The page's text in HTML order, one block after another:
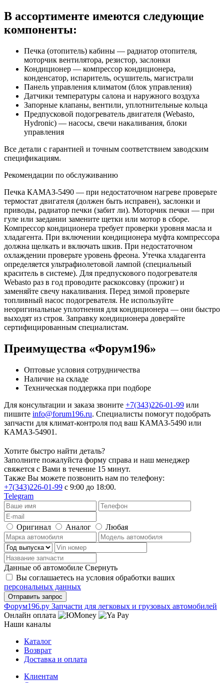
В ассортименте имеются следующие
компоненты:
Печка (отопитель) кабины — радиатор отопителя,
моторчик вентилятора, резистор, заслонки
Кондиционер — компрессор кондиционера,
конденсатор, испаритель, осушитель, магистрали
Панель управления климатом (блок управления)
Датчики температуры салона и наружного воздуха
Запорные клапаны, вентили, уплотнительные кольца
Предпусковой подогреватель двигателя (Webasto,
Hydronic) — насосы, свечи накаливания, блоки
управления
Все детали с гарантией и точным соответствием заводским
спецификациям.
Рекомендации по обслуживанию
Печка КАМАЗ-5490 — при недостаточном нагреве проверьте
термостат двигателя (должен быть исправен), заслонки и
приводы, радиатор печки (забит ли). Моторчик печки — при
гуле или заедании замените щетки или мотор в сборе.
Компрессор кондиционера требует проверки уровня масла и
хладагента. При включении кондиционера муфта компрессора
должна щелкать и включать шкив. При недостаточном
охлаждении проверьте уровень фреона. Утечка хладагента
определяется ультрафиолетовой лампой (специальный
краситель в системе). Для предпускового подогревателя
Webasto раз в год проводите раскоксовку (прожиг) и
заменяйте свечу накаливания. Перед зимой проверьте
топливный насос подогревателя. Не используйте
неоригинальные уплотнения для кондиционера — они быстро
выходят из строя. Заправку кондиционера доверяйте
сертифицированным специалистам.
Преимущества «Форум196»
Оптовые условия сотрудничества
Наличие на складе
Техническая поддержка при подборе
Для консультации и заказа звоните +7(343)226-01-99 или
пишите info@forum196.ru. Специалисты помогут подобрать
запчасти для климат-контроля под ваш КАМАЗ-5490 или
КАМАЗ-54901.
Хотите быстро найти деталь?
Заполните пожалуйста форму справа и наш менеджер
свяжется с Вами в течение 15 минут.
Также Вы можете позвонить нам по телефону:
+7(343)226-01-99 с 9:00 до 18:00.
Telegram
Оригинал Аналог Любая
Данные об автомобиле Свернуть
Вы соглашаетесь на условия обработки ваших
персональных данных
Фoрум196.ру Запчасти для легковых и грузовых автомобилей
Онлайн оплата
Наши каналы
Каталог
Возврат
Доставка и оплата
Клиентам